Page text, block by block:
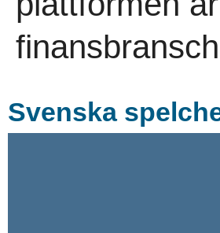
Svenska